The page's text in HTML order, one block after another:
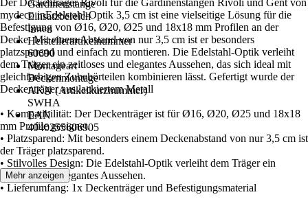
Gardinenstange
Einsatzbereich
Innen
Herstellerartikelnummer
60690
Montageart
Deckenmontage
AKN (Artikelkurznummer)
SWHA
EAN
4040255606905
Der Deckenträger Rivoli für die Gardinenstangen Rivoli und Gent von
mydeco inEdelstahl-Optik 3,5 cm ist eine vielseitige Lösung für die
Befestigung von Ø16, Ø20, Ø25 und 18x18 mm Profilen an der
Decke. Mit einem Abstand von nur 3,5 cm ist er besonders
platzsparend und einfach zu montieren. Die Edelstahl-Optik verleiht
dem Träger ein zeitloses und elegantes Aussehen, das sich ideal mit
gleichfarbigen Zubehörteilen kombinieren lässt. Gefertigt wurde der
Deckenträger aus lackiertem Metall
• Kompatibilität: Der Deckenträger ist für Ø16, Ø20, Ø25 und 18x18
mm Profile geeignet.
• Platzsparend: Mit besonders einem Deckenabstand von nur 3,5 cm ist
der Träger platzsparend.
• Stilvolles Design: Die Edelstahl-Optik verleiht dem Träger ein
zeitloses und elegantes Aussehen.
• Lieferumfang: 1x Deckenträger und Befestigungsmaterial
Mehr anzeigen